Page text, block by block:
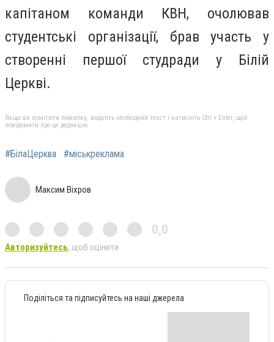
капітаном команди КВН, очолював
студентські організації, брав участь у
створенні першої студради у Білій
Церкві.
Якщо ви помітили помилку, виділіть необхідний текст і натисніть Ctrl + Enter, щоб
повідомити про це редакцію
#БілаЦерква #міськреклама
Максим Віхров
0,0
Авторизуйтесь, щоб оцінити
Поділіться та підписуйтесь на наші джерела